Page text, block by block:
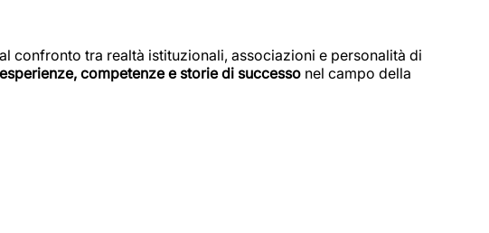
confronto tra realtà istituzionali, associazioni e personalità di
esperienze, competenze e storie di successo nel campo della